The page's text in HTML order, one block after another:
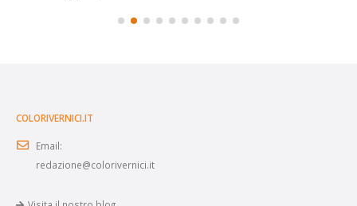
COLORIVERNICI.IT
Email:
redazione@colorivernici.it